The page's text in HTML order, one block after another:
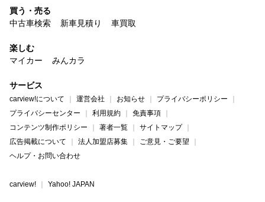
買う・売る
中古車検索
新車見積り 車買取
楽しむ
マイカー
みんカラ
サービス
carview!について 運営会社 お知らせ
プライバシーポリシー
プライバシーセンター
利用規約
免責事項
コンテンツ制作ポリシー
著者一覧
サイトマップ
広告掲載について
法人加盟店募集
ご意見・ご要望
ヘルプ・お問い合わせ
carview! Yahoo! JAPAN